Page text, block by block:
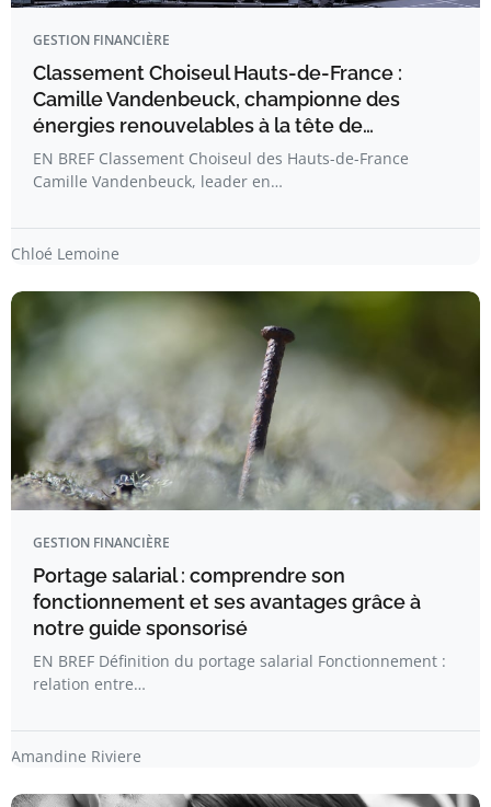
GESTION FINANCIÈRE
Classement Choiseul Hauts-de-France :
Camille Vandenbeuck, championne des
énergies renouvelables à la tête de…
EN BREF Classement Choiseul des Hauts-de-France
Camille Vandenbeuck, leader en…
Chloé Lemoine
GESTION FINANCIÈRE
Portage salarial : comprendre son
fonctionnement et ses avantages grâce à
notre guide sponsorisé
EN BREF Définition du portage salarial Fonctionnement :
relation entre…
Amandine Riviere